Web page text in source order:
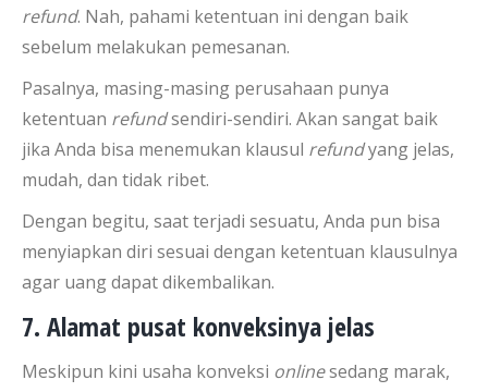
refund. Nah, pahami ketentuan ini dengan baik
sebelum melakukan pemesanan.
Pasalnya, masing-masing perusahaan punya
ketentuan refundsendiri-sendiri. Akan sangat baik
jika Anda bisa menemukan klausul refundyang jelas,
mudah, dan tidak ribet.
Dengan begitu, saat terjadi sesuatu, Anda pun bisa
menyiapkan diri sesuai dengan ketentuan klausulnya
agar uang dapat dikembalikan.
7. Alamat pusat konveksinya jelas
Meskipun kini usaha konveksi onlinesedang marak,